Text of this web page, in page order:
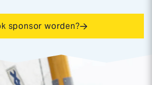
sponsor worden?